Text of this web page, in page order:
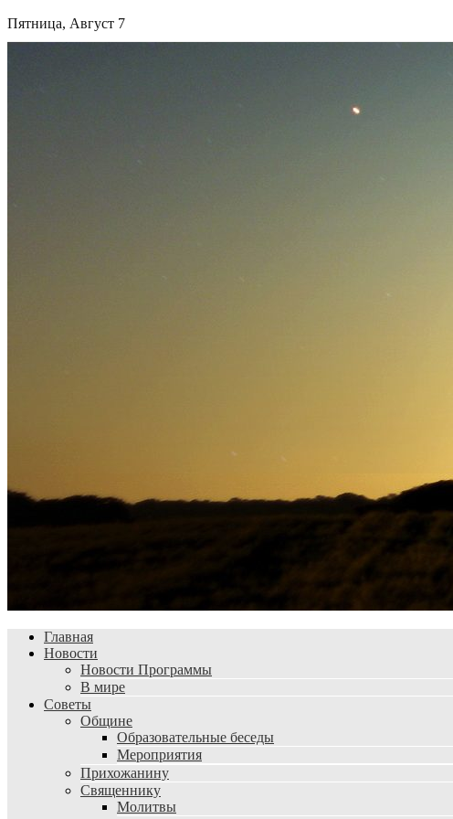
Пятница, Август 7
Главная
Новости
Новости Программы
В мире
Советы
Общине
Образовательные беседы
Мероприятия
Прихожанину
Священнику
Молитвы